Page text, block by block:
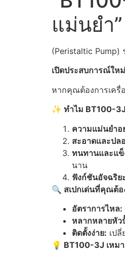
แม่นยำ”
(Peristaltic Pump)
เปิดประสบการณ์ให
หากคุณต้องการเครื่
✨ ทำไม BT100-
ความแม่นยำอ
สะอาดและปล
ทนทานและแข็
นาน
ฟังก์ชันอัจฉริย
🔍 สเปกเด่นที่คุณต้อ
อัตราการไหล:
หลากหลายหัว
ติดตั้งง่าย: เป
💡 BT100-3J เหม